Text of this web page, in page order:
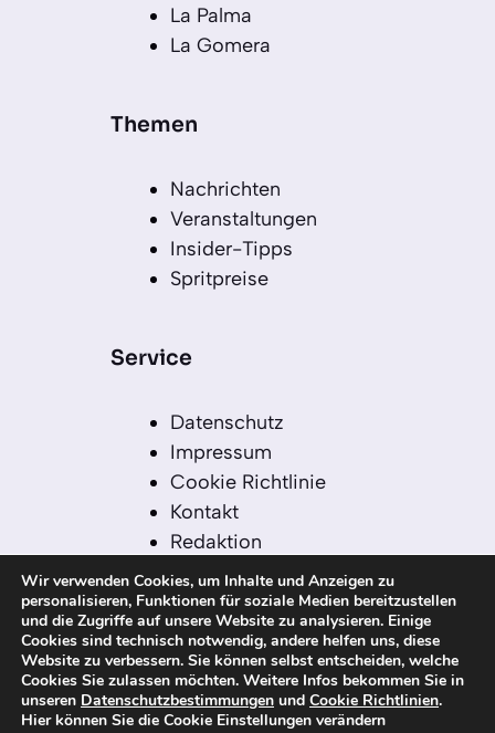
La Palma
La Gomera
Themen
Nachrichten
Veranstaltungen
Insider-Tipps
Spritpreise
Service
Datenschutz
Impressum
Cookie Richtlinie
Kontakt
Redaktion
Redaktionelle Leitlinien
Sitemap
Einsatz von KI in der
Redaktion
Wir verwenden Cookies, um Inhalte und Anzeigen zu
personalisieren, Funktionen für soziale Medien bereitzustellen
und die Zugriffe auf unsere Website zu analysieren. Einige
Cookies sind technisch notwendig, andere helfen uns, diese
Website zu verbessern. Sie können selbst entscheiden, welche
Cookies Sie zulassen möchten. Weitere Infos bekommen Sie in
unseren Datenschutzbestimmungen und Cookie Richtlinien.
Hier können Sie die Cookie Einstellungen verändern